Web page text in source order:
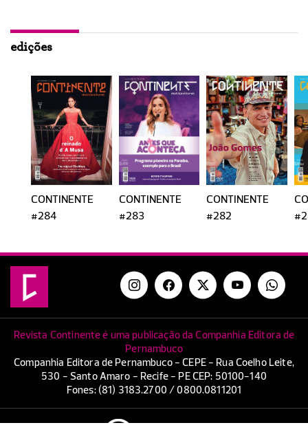
edições
CONTINENTE
#284
CONTINENTE
#283
CONTINENTE
#282
Revista Continente é uma publicação da Companhia Editora de
Pernambuco
Companhia Editora de Pernambuco - CEPE - Rua Coelho Leite,
530 - Santo Amaro - Recife - PE CEP: 50100-140
Fones: (81) 3183.2700 / 0800.0811201